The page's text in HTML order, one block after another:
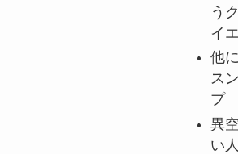
う
イ
他
ス
プ
異
い